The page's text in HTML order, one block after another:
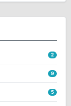
2
9
5